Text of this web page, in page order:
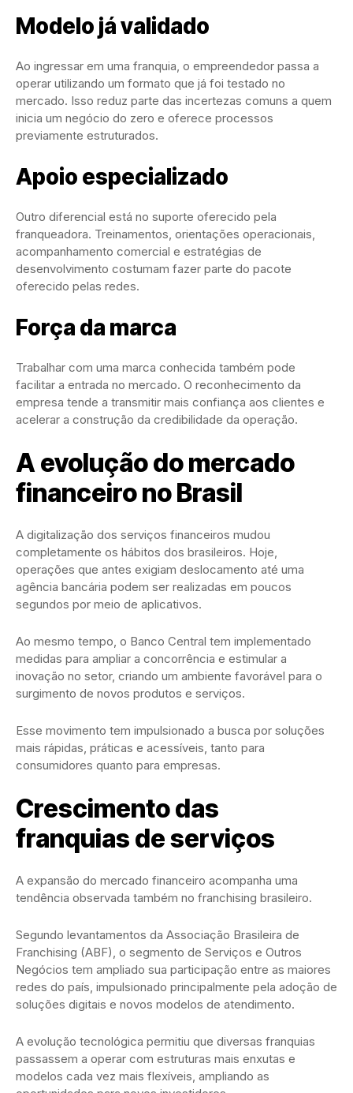
Modelo já validado
Ao ingressar em uma franquia, o empreendedor passa a
operar utilizando um formato que já foi testado no
mercado. Isso reduz parte das incertezas comuns a quem
inicia um negócio do zero e oferece processos
previamente estruturados.
Apoio especializado
Outro diferencial está no suporte oferecido pela
franqueadora. Treinamentos, orientações operacionais,
acompanhamento comercial e estratégias de
desenvolvimento costumam fazer parte do pacote
oferecido pelas redes.
Força da marca
Trabalhar com uma marca conhecida também pode
facilitar a entrada no mercado. O reconhecimento da
empresa tende a transmitir mais confiança aos clientes e
acelerar a construção da credibilidade da operação.
A evolução do mercado
financeiro no Brasil
A digitalização dos serviços financeiros mudou
completamente os hábitos dos brasileiros. Hoje,
operações que antes exigiam deslocamento até uma
agência bancária podem ser realizadas em poucos
segundos por meio de aplicativos.
Ao mesmo tempo, o Banco Central tem implementado
medidas para ampliar a concorrência e estimular a
inovação no setor, criando um ambiente favorável para o
surgimento de novos produtos e serviços.
Esse movimento tem impulsionado a busca por soluções
mais rápidas, práticas e acessíveis, tanto para
consumidores quanto para empresas.
Crescimento das
franquias de serviços
A expansão do mercado financeiro acompanha uma
tendência observada também no franchising brasileiro.
Segundo levantamentos da Associação Brasileira de
Franchising (ABF), o segmento de Serviços e Outros
Negócios tem ampliado sua participação entre as maiores
redes do país, impulsionado principalmente pela adoção de
soluções digitais e novos modelos de atendimento.
A evolução tecnológica permitiu que diversas franquias
passassem a operar com estruturas mais enxutas e
modelos cada vez mais flexíveis, ampliando as